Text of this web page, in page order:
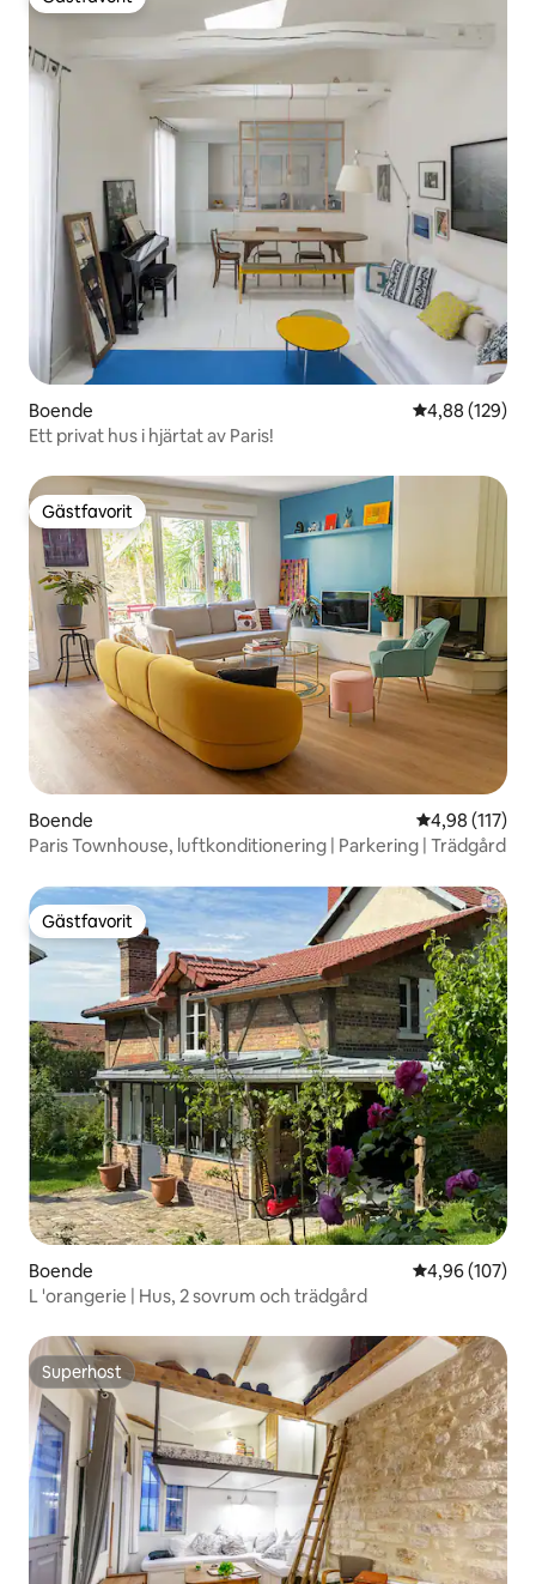
Gästfavorit
Boende 4,88 av 5 i
4,88 (129)
Ett privat hus i hjärtat av Paris!
Gästfavorit
Gästfavorit
Boende 4,98 av 5 i
4,98 (117)
Paris Townhouse, luftkonditionering | Parkering | Trädgård
Gästfavorit
Gästfavorit
Boende 4,96 av 5 i
4,96 (107)
L 'orangerie | Hus, 2 sovrum och trädgård
Superhost
Superhost